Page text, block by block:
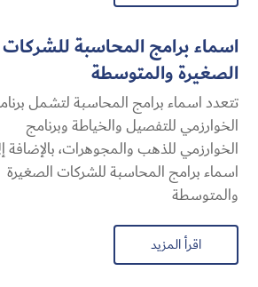
اسماء برامج المحاسبة للشركات
الصغيرة والمتوسطة
تتعدد اسماء برامج المحاسبة لتشمل
الخوارزمي للتفصيل والخياطة وبرنامج
الخوارزمي للذهب والمجوهرات، بالإضافة
اسماء برامج المحاسبة للشركات الصغيرة
والمتوسطة
اقرأ المزيد